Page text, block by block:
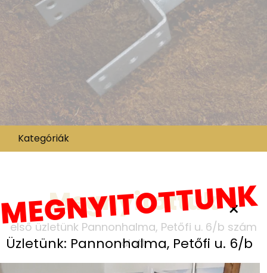
Kategóriák
×
Üzletünk: Pannonhalma, Petőfi u. 6/b
Megnyitottuk
első üzletünk Pannonhalma, Petőfi u. 6/b szám
alatt